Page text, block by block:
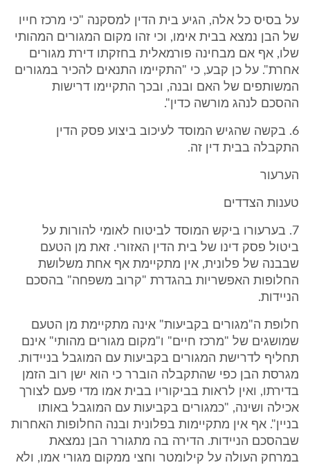
על בסיס כל אלה, הגיע בית הדין למסקנה "כי מרכז חייו
של הבן נמצא בבית אימו, וכי זהו מקום המגורים המהותי
שלו, אף אם מבחינה פורמאלית בחזקתו דירת מגורים
אחרת". על כן קבע, כי "התקיימו התנאים להכיר במגורים
המשותפים של האם ובנה, ובכך התקיימו דרישות
ההסכם לנהג מורשה כדין".
6. בקשה שהגיש המוסד לעיכוב ביצוע פסק הדין
התקבלה בבית דין זה.
הערעור
טענות הצדדים
7. בערעורו ביקש המוסד לביטוח לאומי להורות על
ביטול פסק דינו של בית הדין האזורי. זאת מן הטעם
שבבנה של פלונית, אין מתקיימת אף אחת משלושת
החלופות האפשריות בהגדרת "קרוב משפחה" בהסכם
הניידות.
חלופת ה"מגורים בקביעות" אינה מתקיימת מן הטעם
שמושגים של "מרכז חיים" ו"מקום מגורים מהותי" אינם
תחליף לדרישת המגורים בקביעות עם המוגבל בניידות.
מגרסת הבן כפי שהתקבלה הוברר כי הוא ישן רוב הזמן
בדירתו, ואין לראות בביקוריו בבית אמו מדי פעם לצורך
אכילה ושינה, "כמגורים בקביעות עם המוגבל באותו
בניין". אף אין מתקיימות בפלונית ובנה החלופות האחרות
שבהסכם הניידות. הדירה בה מתגורר הבן נמצאת
במרחק העולה על קילומטר וחצי ממקום מגורי אמו, ולא